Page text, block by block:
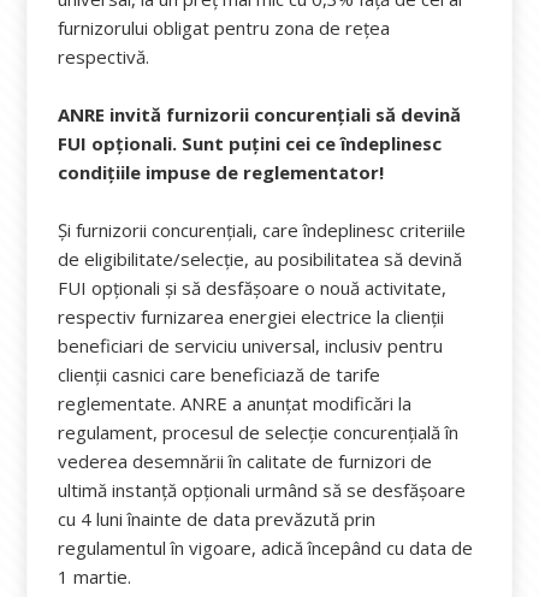
furnizorului obligat pentru zona de rețea
respectivă.
ANRE invită furnizorii concurențiali să devină
FUI opționali. Sunt puțini cei ce îndeplinesc
condițiile impuse de reglementator!
Și furnizorii concurenţiali, care îndeplinesc criteriile
de eligibilitate/selecţie, au posibilitatea să devină
FUI opționali și să desfășoare o nouă activitate,
respectiv furnizarea energiei electrice la clienţii
beneficiari de serviciu universal, inclusiv pentru
clienții casnici care beneficiază de tarife
reglementate. ANRE a anunțat modificări la
regulament, procesul de selecție concurențială în
vederea desemnării în calitate de furnizori de
ultimă instanță opționali urmând să se desfășoare
cu 4 luni înainte de data prevăzută prin
regulamentul în vigoare, adică începând cu data de
1 martie.